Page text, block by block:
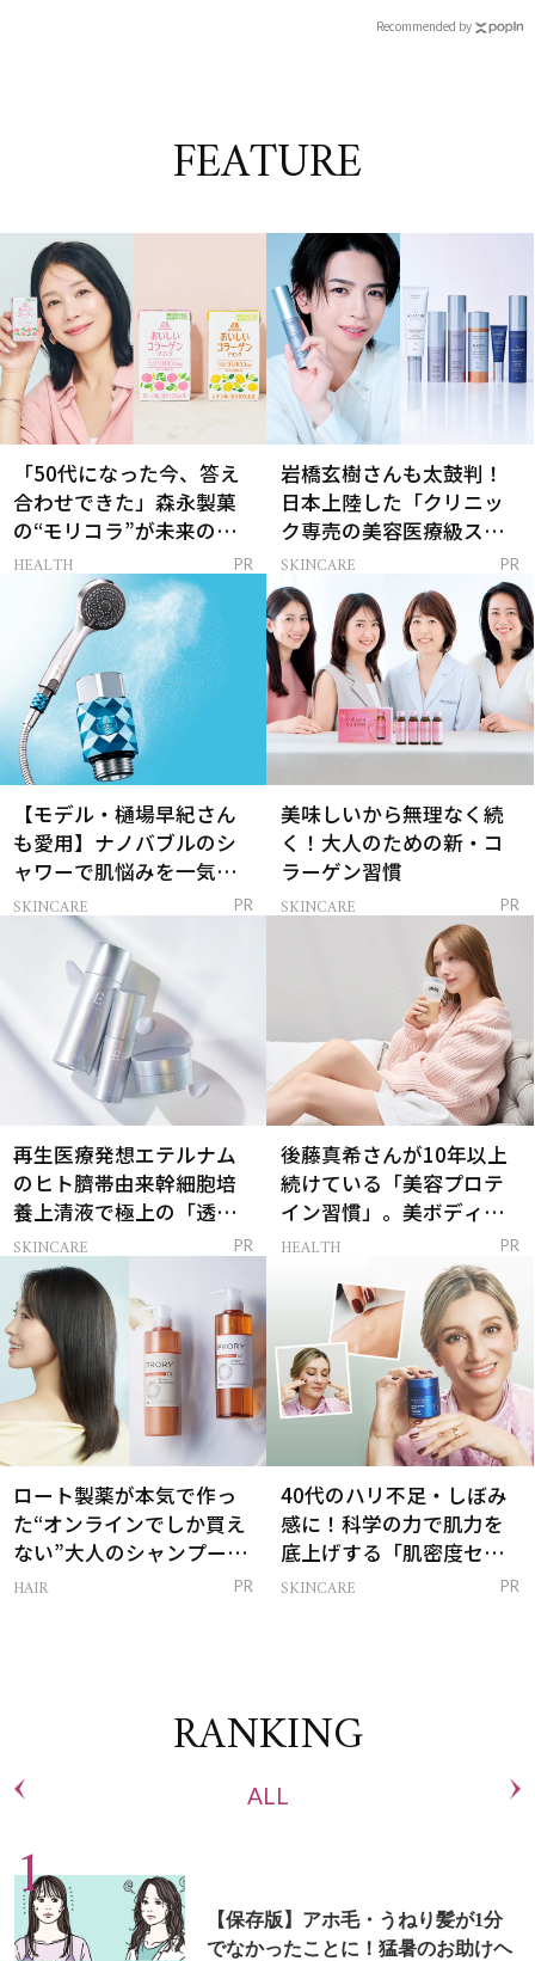
Recommended by
FEATURE
「50代になった今、答え
合わせできた」森永製菓
の“モリコラ”が未来のキ
レイを連れてくる！
HEALTH PR
岩橋玄樹さんも太鼓判！
日本上陸した「クリニッ
ク専売の美容医療級スキ
ンケア」
SKINCARE PR
【モデル・樋場早紀さん
も愛用】ナノバブルのシ
ャワーで肌悩みを一気に
解決
SKINCARE PR
美味しいから無理なく続
く！大人のための新・コ
ラーゲン習慣
SKINCARE PR
再生医療発想エテルナム
のヒト臍帯由来幹細胞培
養上清液で極上の「透明
感ハリ肌」へ
SKINCARE PR
後藤真希さんが10年以上
続けている「美容プロテ
イン習慣」。美ボディを
支える朝ルーティンと
HEALTH PR
ロート製薬が本気で作っ
た“オンラインでしか買え
ない”大人のシャンプー＆
トリートメントって？
HAIR PR
40代のハリ不足・しぼみ
感に！科学の力で肌力を
底上げする「肌密度セラ
ム」
SKINCARE PR
RANKING
ALL
【保存版】アホ毛・うねり髪が1分
でなかったことに！猛暑のお助けヘ